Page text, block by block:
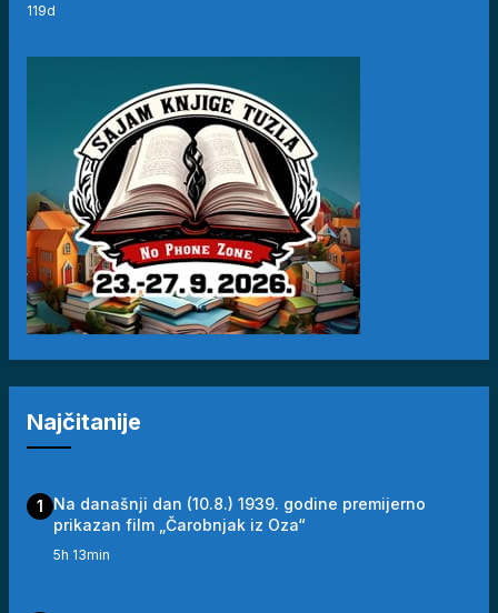
119d
Najčitanije
1
Na današnji dan (10.8.) 1939. godine premijerno
prikazan film „Čarobnjak iz Oza“
5h 13min